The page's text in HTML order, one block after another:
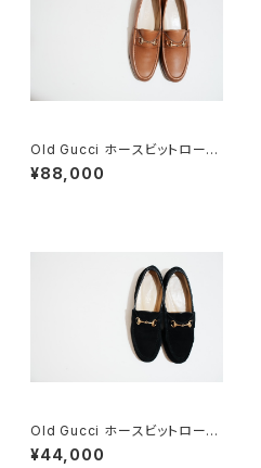
Old Gucci ホースビットローフ
ァー 38.5C tan ほぼDeadsto
ck
¥88,000
Old Gucci ホースビットローフ
ァー 6.5B スエードBK
¥44,000